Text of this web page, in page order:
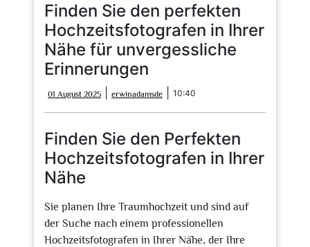
Finden Sie den perfekten
Hochzeitsfotografen in Ihrer
Nähe für unvergessliche
Erinnerungen
01 August 2025
August
2025
erwinadamsde erwinadamsde
10:40
Finden Sie den Perfekten
Hochzeitsfotografen in Ihrer
Nähe
Sie planen Ihre Traumhochzeit und sind auf
der Suche nach einem professionellen
Hochzeitsfotografen in Ihrer Nähe, der Ihre